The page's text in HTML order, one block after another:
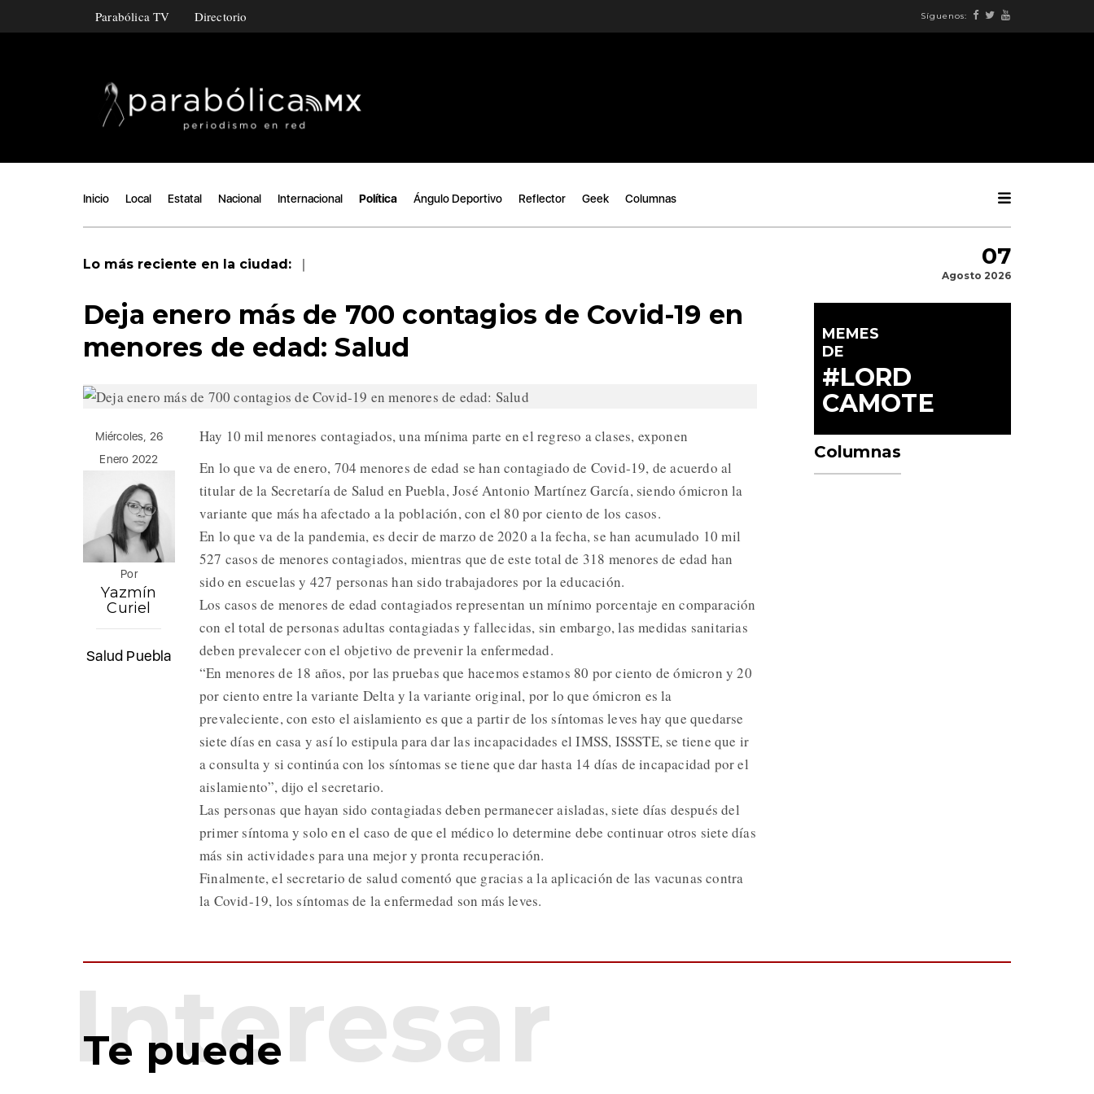
Parabólica TV Directorio Síguenos:
Inicio Local Estatal Nacional Internacional Política Ángulo Deportivo Reflector Geek Columnas
Lo más reciente en la ciudad: | 07
Agosto 2026
Deja enero más de 700 contagios de Covid-19 en
menores de edad: Salud
Miércoles, 26
Enero 2022
Por
Yazmín
Curiel
Salud Puebla
Hay 10 mil menores contagiados, una mínima parte en el regreso a clases, exponen
En lo que va de enero, 704 menores de edad se han contagiado de Covid-19, de acuerdo al
titular de la Secretaría de Salud en Puebla, José Antonio Martínez García, siendo ómicron la
variante que más ha afectado a la población, con el 80 por ciento de los casos.
En lo que va de la pandemia, es decir de marzo de 2020 a la fecha, se han acumulado 10 mil
527 casos de menores contagiados, mientras que de este total de 318 menores de edad han
sido en escuelas y 427 personas han sido trabajadores por la educación.
Los casos de menores de edad contagiados representan un mínimo porcentaje en comparación
con el total de personas adultas contagiadas y fallecidas, sin embargo, las medidas sanitarias
deben prevalecer con el objetivo de prevenir la enfermedad.
“En menores de 18 años, por las pruebas que hacemos estamos 80 por ciento de ómicron y 20
por ciento entre la variante Delta y la variante original, por lo que ómicron es la
prevaleciente, con esto el aislamiento es que a partir de los síntomas leves hay que quedarse
siete días en casa y así lo estipula para dar las incapacidades el IMSS, ISSSTE, se tiene que ir
a consulta y si continúa con los síntomas se tiene que dar hasta 14 días de incapacidad por el
aislamiento”, dijo el secretario.
Las personas que hayan sido contagiadas deben permanecer aisladas, siete días después del
primer síntoma y solo en el caso de que el médico lo determine debe continuar otros siete días
más sin actividades para una mejor y pronta recuperación.
Finalmente, el secretario de salud comentó que gracias a la aplicación de las vacunas contra
la Covid-19, los síntomas de la enfermedad son más leves.
MEMES
DE
#LORD
CAMOTE
Columnas
Te puede